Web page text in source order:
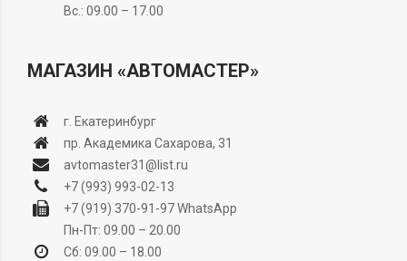
Вс.: 09.00 – 17.00
МАГАЗИН «АВТОМАСТЕР»
г. Екатеринбург
пр. Академика Сахарова, 31
avtomaster31@list.ru
+7 (993) 993-02-13
+7 (919) 370-91-97WhatsApp
Пн-Пт: 09.00 – 20.00
Сб: 09.00 – 18.00